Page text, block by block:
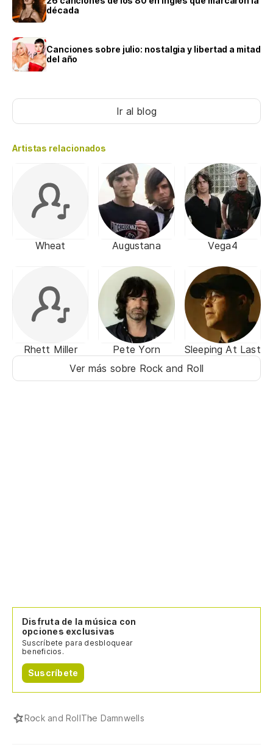
década
Canciones sobre julio: nostalgia y libertad a mitad
del año
Ir al blog
Artistas relacionados
Wheat Augustana Vega4
Rhett Miller Pete Yorn
Sleeping At Last
Ver más sobre Rock and Roll
Disfruta de la música con
opciones exclusivas
Suscríbete para desbloquear
beneficios.
Suscríbete
Rock and RollThe Damnwells